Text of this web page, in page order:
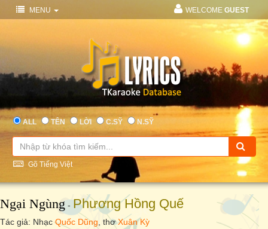
MENU WELCOME GUEST
ALL TÊN LỜI C.SỸ N.SỸ
Gõ Tiếng Việt
Ngại Ngùng - Phương Hồng Quế
Tác giả: NhạcQuốc Dũng , thơXuân Kỳ